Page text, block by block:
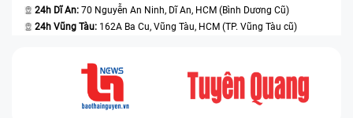
Hiện tại trung tâm có chương trình dành tặng ngay voucher giảm
10% (giảm 50.000 đồng) vào hóa đơn cho các khách hàng hiện
như Grab, Gojek, Be,... khi đến sửa chữa hoặc thay thế thiết bị
Nếu khách hàng không thể đợi lấy máy tại chỗ, thì trung tâm sẽ
24h Dĩ An: 70 Nguyễn An Ninh, Dĩ An, HCM (Bình Dương Cũ)
24h Vũng Tàu: 162A Ba Cu, Vũng Tàu, HCM (TP. Vũng Tàu cũ)